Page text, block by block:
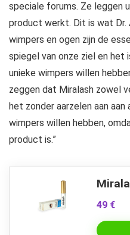
speciale forums. Ze leggen
product werkt. Dit is wat Dr.
wimpers en ogen zijn de
spiegel van onze ziel en het
unieke wimpers willen
zeggen dat Miralash zowel
het zonder aarzelen aan
wimpers willen hebben,
product is.”
49 €